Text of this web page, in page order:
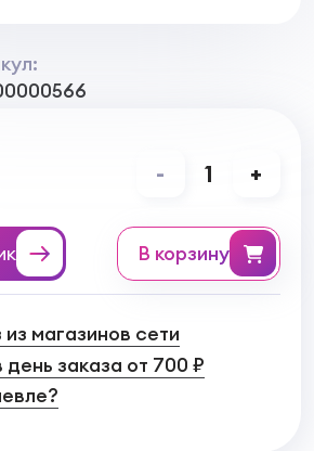
- 1 +
в корзину
магазинов сети
заказа от 700 ₽